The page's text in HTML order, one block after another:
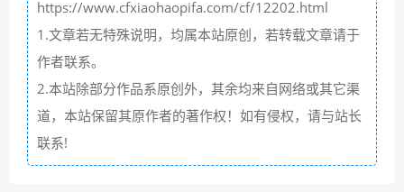
https://www.cfxiaohaopifa.com/cf/12202.html
1.文章若无特殊说明，均属本站原创，若转载文章请于
作者联系。
2.本站除部分作品系原创外，其余均来自网络或其它渠
道，本站保留其原作者的著作权！如有侵权，请与站长
联系!